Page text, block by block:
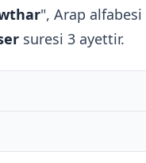
", Arap alfabesi
suresi 3 ayettir.